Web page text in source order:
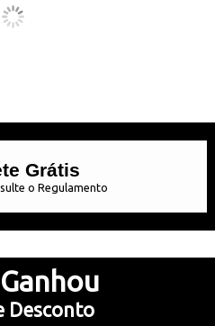
Grátis
o Regulamento
de Crédito
Desconto
Ganhou
Desconto